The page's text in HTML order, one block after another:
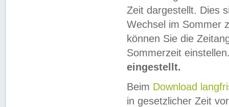
Zeit dargestellt. Dies
Wechsel im Sommer
können Sie die
Sommerzeit
eingestellt.
Beim Download
in gesetzlicher Zeit